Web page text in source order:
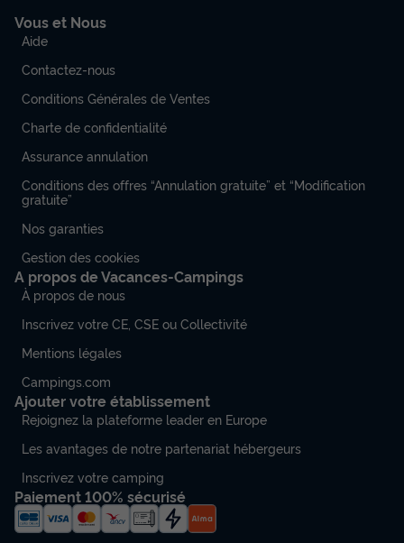
Vous et Nous
Aide
Contactez-nous
Conditions Générales de Ventes
Charte de confidentialité
Assurance annulation
Conditions des offres “Annulation gratuite” et “Modification
gratuite”
Nos garanties
Gestion des cookies
A propos de Vacances-Campings
À propos de nous
Inscrivez votre CE, CSE ou Collectivité
Mentions légales
Campings.com
Ajouter votre établissement
Rejoignez la plateforme leader en Europe
Les avantages de notre partenariat hébergeurs
Inscrivez votre camping
Paiement 100% sécurisé